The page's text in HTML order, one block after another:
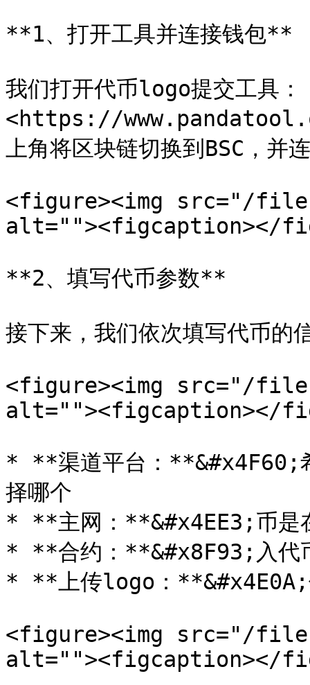
**1、打开工具并连接钱包**
我们打开代币logo提交工具：
<https://
上角将区块链切换到BSC，并
<figure><img src="/
alt=""><figcaption></
**2、填写代币参数**
接下来，我们依次填写代币的
<figure><img src="/
alt=""><figcaption></
* **渠道平台：**&#x4F60;
择哪个
* **主网：**&#x4EE3;币是
* **合约：**&#x8F93;入代
* **上传logo：**&#x4E0A;
<figure><img src="/files/
alt=""><figcaption></